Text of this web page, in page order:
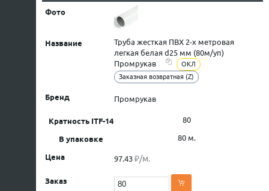
Труба жесткая ПВХ 2-х метровая
легкая белая d25 мм (80м/уп)
Промрукав
ОКЛ
Заказная возвратная (Z)
Промрукав
80
80 м.
97.43 ₽/м.